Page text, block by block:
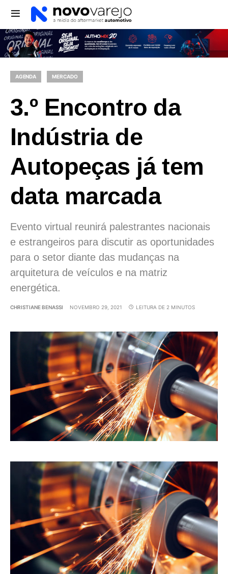
AGENDA MERCADO
3.º Encontro da
Indústria de
Autopeças já tem
data marcada
Evento virtual reunirá palestrantes nacionais
e estrangeiros para discutir as oportunidades
para o setor diante das mudanças na
arquitetura de veículos e na matriz
energética.
CHRISTIANE BENASSI NOVEMBRO 29, 2021 LEITURA DE 2 MINUTOS